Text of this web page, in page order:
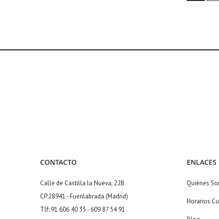
CONTACTO
Calle de Castilla la Nueva, 22B
CP:28941 - Fuenlabrada (Madrid)
Tlf: 91 606 40 35 - 609 87 54 91
ENLACES
Quiénes
Horarios